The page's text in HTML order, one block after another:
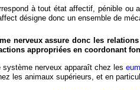
à tout état affectif, pénible ou
désigne donc un ensemble de
nerveux assure donc les
appropriées en coordonant
système nerveux apparaît chez les
les animaux supérieurs, et en